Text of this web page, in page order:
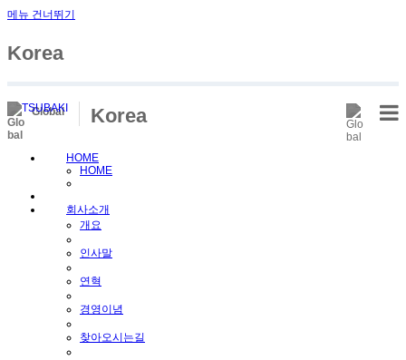
메뉴 건너뛰기
Korea
Global Korea
HOME
HOME
회사소개
개요
인사말
연혁
경영이념
찾아오시는길
Sketchbook5, 스케치북5
Sketchbook5, 스케치북5